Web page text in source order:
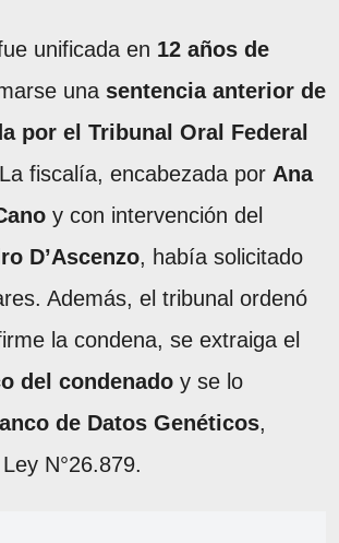
unificada en 12 años de
una sentencia anterior de
por el Tribunal Oral Federal
fiscalía, encabezada por Ana
y con intervención del
D’Ascenzo, había solicitado
Además, el tribunal ordenó
la condena, se extraiga el
del condenado y se lo
de Datos Genéticos,
N°26.879.